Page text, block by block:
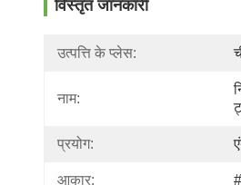
विस्तृत जानकारी
उत्पत्ति के प्लेस:
नाम:
प्रयोग:
आकार: